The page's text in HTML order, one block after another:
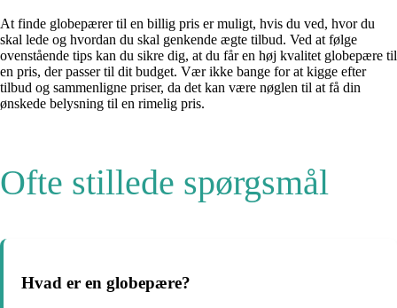
At finde globepærer til en billig pris er muligt, hvis du ved, hvor du
skal lede og hvordan du skal genkende ægte tilbud. Ved at følge
ovenstående tips kan du sikre dig, at du får en høj kvalitet globepære til
en pris, der passer til dit budget. Vær ikke bange for at kigge efter
tilbud og sammenligne priser, da det kan være nøglen til at få din
ønskede belysning til en rimelig pris.
Ofte stillede spørgsmål
Hvad er en globepære?